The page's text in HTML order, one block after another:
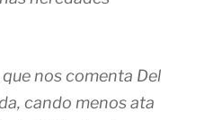
nos comenta Del
cando menos ata